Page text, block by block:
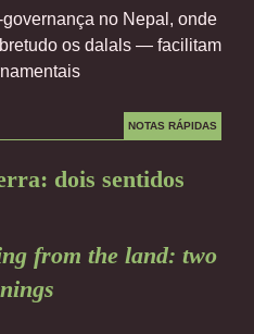
no Nepal, onde
os dalals — facilitam
NOTAS RÁPIDAS
dois sentidos
from the land: two